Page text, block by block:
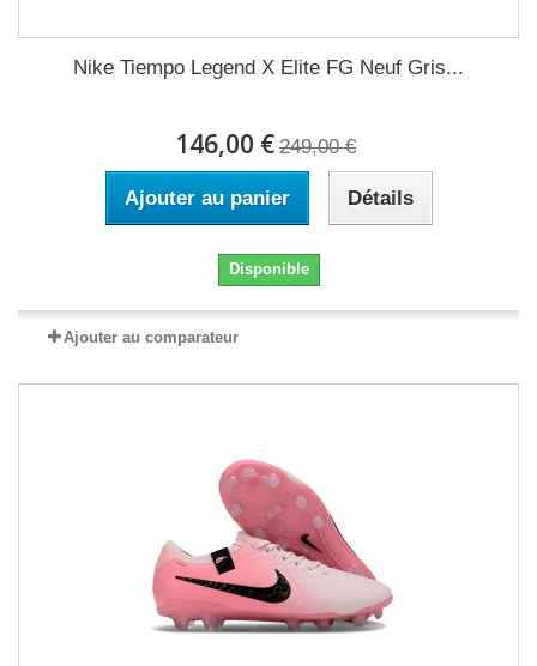
Nike Tiempo Legend X Elite FG Neuf Gris...
146,00 € 249,00 €
Ajouter au panier Détails
Disponible
Ajouter au comparateur